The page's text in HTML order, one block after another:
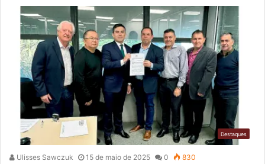
Destaques
Ulisses Sawczuk 15 de maio de 2025 0 830